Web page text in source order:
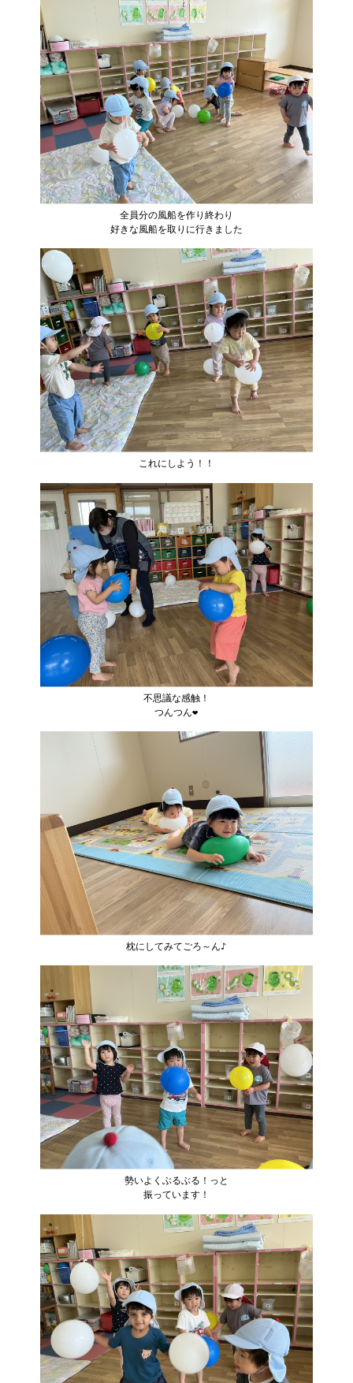
全員分の風船を作り終わり
好きな風船を取りに行きました
これにしよう！！
不思議な感触！
つんつん❤
枕にしてみてごろ～ん♪
勢いよくぶるぶる！っと
振っています！